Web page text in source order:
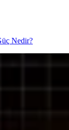
Nedir?